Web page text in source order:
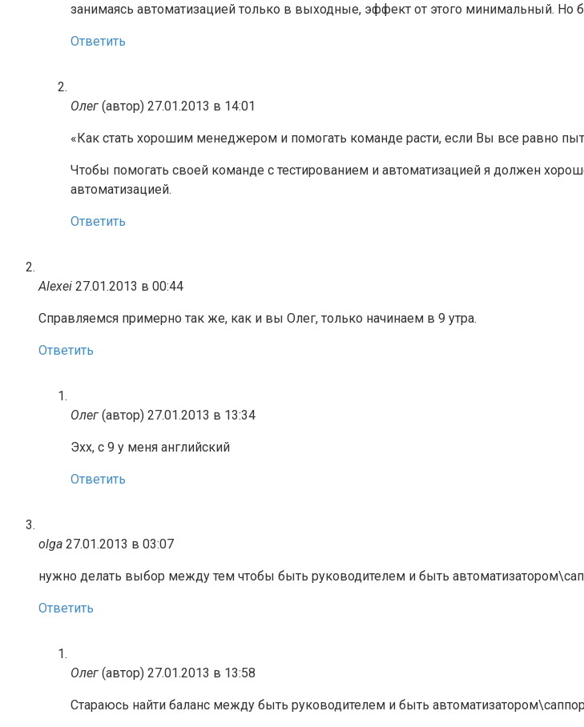
занимаясь автоматизацией только в выходные, эффект от этого минимальный. Но
Ответить
Олег (автор) 27.01.2013 в 14:01
«Как стать хорошим менеджером и помогать команде расти, если Вы все равно
Чтобы помогать своей команде с тестированием и автоматизацией я должен
автоматизацией.
Ответить
Alexei 27.01.2013 в 00:44
Справляемся примерно так же, как и вы Олег, только начинаем в 9 утра.
Ответить
Олег (автор) 27.01.2013 в 13:34
Эхх, с 9 у меня английский
Ответить
olga 27.01.2013 в 03:07
нужно делать выбор между тем чтобы быть руководителем и быть
Ответить
Олег (автор) 27.01.2013 в 13:58
Стараюсь найти баланс между быть руководителем и быть